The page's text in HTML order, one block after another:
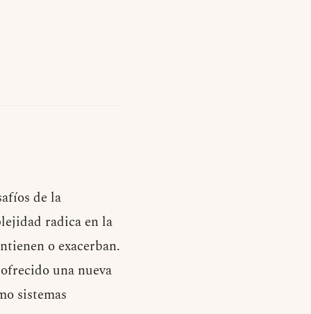
de la
radica en la
o exacerban.
una nueva
sistemas